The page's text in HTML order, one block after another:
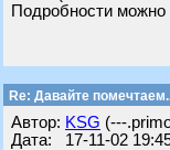
Подробности можно
Re: Давайте
Автор: KSG (---
Дата: 17-11-02